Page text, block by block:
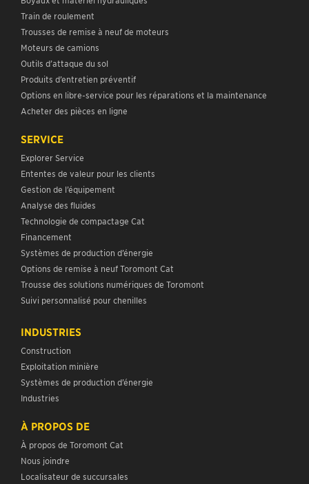
Train de roulement
Trousses de remise à neuf de moteurs
Moteurs de camions
Outils d’attaque du sol
Produits d’entretien préventif
Options en libre-service pour les réparations et la maintenance
Acheter des pièces en ligne
SERVICE
Explorer Service
Ententes de valeur pour les clients
Gestion de l’équipement
Analyse des fluides
Technologie de compactage Cat
Financement
Systèmes de production d’énergie
Options de remise à neuf Toromont Cat
Trousse des solutions numériques de Toromont
Suivi personnalisé pour chenilles
INDUSTRIES
Construction
Exploitation minière
Systèmes de production d’énergie
Industries
À PROPOS DE
À propos de Toromont Cat
Nous joindre
Localisateur de succursales